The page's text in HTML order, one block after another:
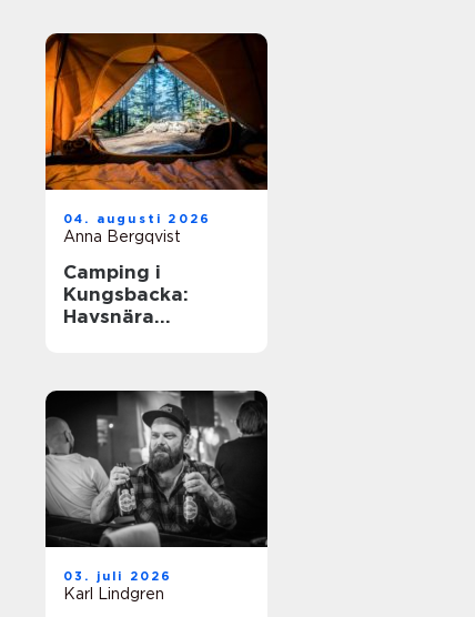
04. augusti 2026
Anna Bergqvist
Camping i
Kungsbacka:
Havsnära
03. juli 2026
Karl Lindgren